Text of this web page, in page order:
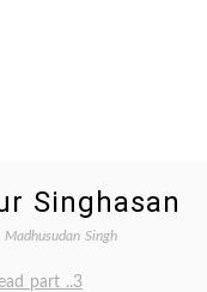
Singhasan
Madhusudan Singh
part ..3